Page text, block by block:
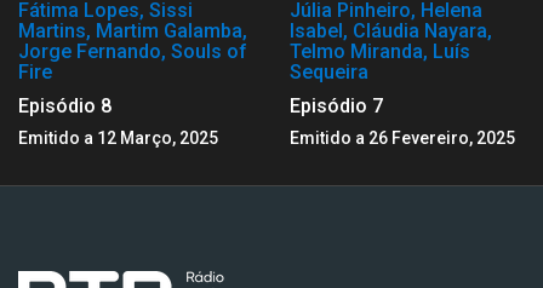
Fátima Lopes, Sissi
Martins, Martim Galamba,
Jorge Fernando, Souls of
Fire
Episódio 8
Emitido a 12 Março, 2025
Júlia Pinheiro, Helena
Isabel, Cláudia Nayara,
Telmo Miranda, Luís
Sequeira
Episódio 7
Emitido a 26 Fevereiro, 2025